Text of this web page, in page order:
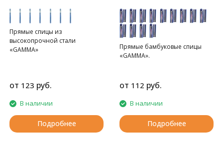
Прямые спицы из
высокопрочной стали
«GAMMA»
от 123 руб.
В наличии
Подробнее
Прямые бамбуковые спицы
«GAMMA».
от 112 руб.
В наличии
Подробнее